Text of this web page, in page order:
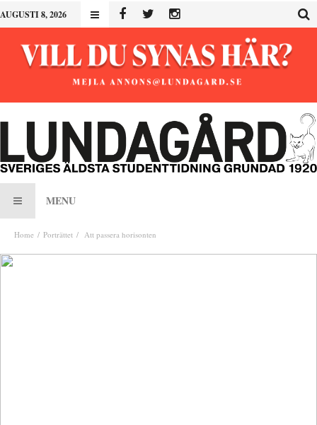
AUGUSTI 8, 2026
MENU
Home Porträttet Att passera horisonten